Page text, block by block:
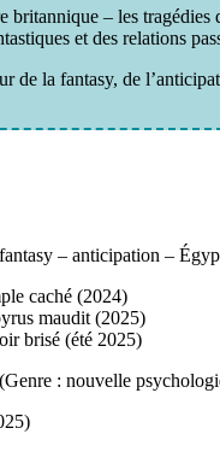
britannique – les
et des relations
de la fantasy, de
– anticipation –
caché (2024)
maudit (2025)
brisé (été 2025)
(Genre : nouvelle